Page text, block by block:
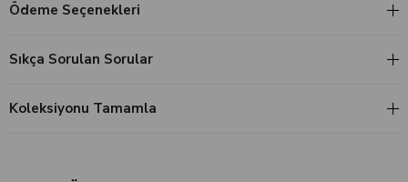
Ödeme Seçenekleri
Sıkça Sorulan Sorular
Koleksiyonu Tamamla